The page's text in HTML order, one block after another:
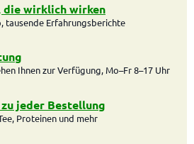
die wirklich wirken
tausende Erfahrungsberichte
Ihnen zur Verfügung, Mo–Fr 8–17 Uhr
zu jeder Bestellung
Proteinen und mehr